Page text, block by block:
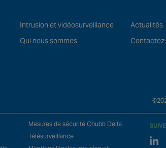
Intrusion et vidéosurveillance
Qui nous sommes
Actualités
Mesures de sécurité Chubb Delta
Télésurveillance